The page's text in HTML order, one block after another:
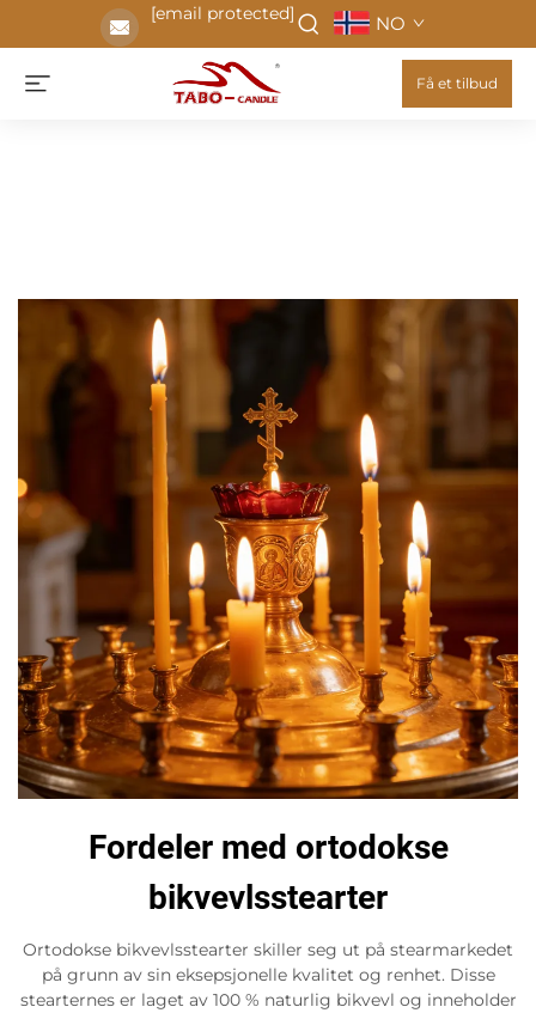
[email protected] NO
Få et tilbud
Fordeler med ortodokse
bikvevlsstearter
Ortodokse bikvevlsstearter skiller seg ut på stearmarkedet
på grunn av sin eksepsjonelle kvalitet og renhet. Disse
stearternes er laget av 100 % naturlig bikvevl og inneholder